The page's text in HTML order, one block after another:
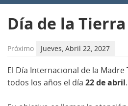
Día de la Tierra
Próximo Jueves, Abril 22, 2027
El Día Internacional de la Madre
todos los años el día 22 de abril.